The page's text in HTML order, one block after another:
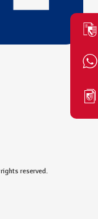
rights reserved.